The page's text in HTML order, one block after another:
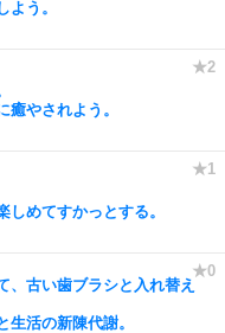
よう。
癒やされよう。
めてすかっとする。
、古い歯ブラシと入れ替え
生活の新陳代謝。